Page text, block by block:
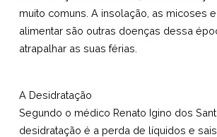
muito comuns. A insolação, as micoses
alimentar são outras doenças dessa
atrapalhar as suas férias.
A Desidratação
Segundo o médico Renato Igino dos
desidratação é a perda de líquidos e